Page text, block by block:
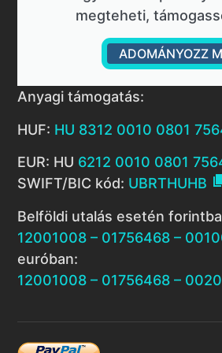
megteheti,
ADOMÁNYOZZ
Anyagi támogatás:
HUF: HU 8312 0010 0801
EUR: HU 6212 0010 0801
SWIFT/BIC kód: UBRTHUHB
Belföldi utalás esetén
12001008 – 01756468 –
euróban:
12001008 – 01756468 –